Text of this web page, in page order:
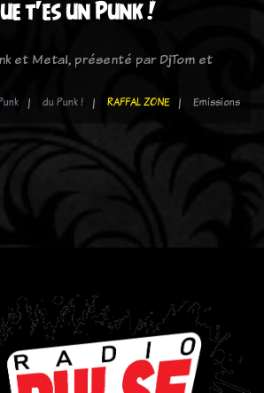
t'es un Punk !
et Metal, présenté par DjTom et
du Punk ! RAFFAL ZONE Emissions